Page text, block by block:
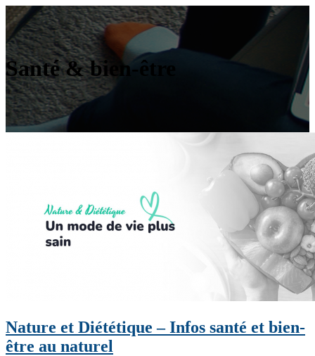
Santé & bien-être
Nature et Diététique – Infos santé et bien-
être au naturel